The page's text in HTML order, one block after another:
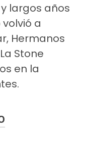
largos años
a
Hermanos
Stone
en la